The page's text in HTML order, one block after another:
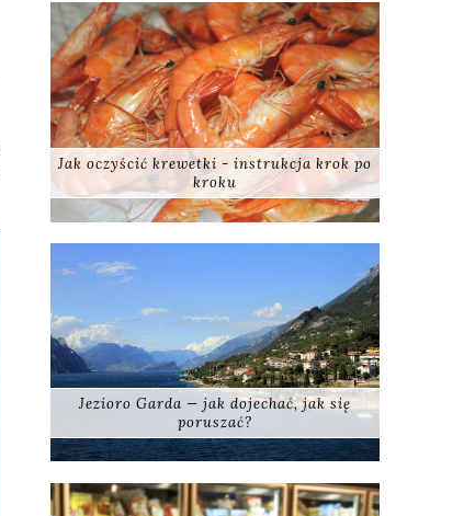
Jak oczyścić krewetki - instrukcja krok po
kroku
Jezioro Garda — jak dojechać, jak się
poruszać?